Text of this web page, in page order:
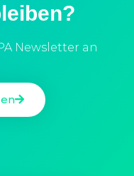
Newsletter an